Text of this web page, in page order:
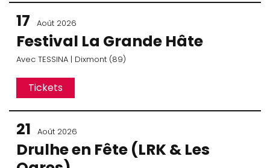
17 Août 2026
Festival La Grande Hâte
Avec TESSINA | Dixmont (89)
Tickets
21 Août 2026
Drulhe en Fête (LRK & Les